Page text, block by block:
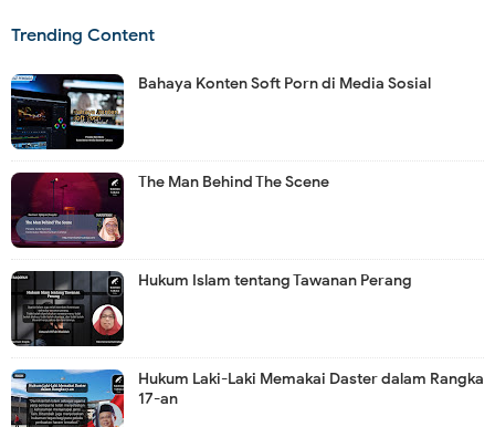
Trending Content
Bahaya Konten Soft Porn di Media Sosial
The Man Behind The Scene
Hukum Islam tentang Tawanan Perang
Hukum Laki-Laki Memakai Daster dalam Rangka
17-an